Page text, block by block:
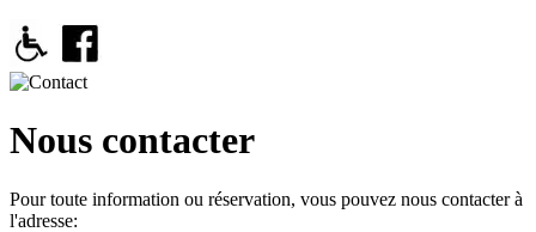
Nous contacter
Pour toute information ou réservation, vous pouvez nous contacter à
l'adresse: